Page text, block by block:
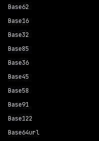
Base62
Base16
Base32
Base85
Base36
Base45
Base58
Base91
Base122
Base64url